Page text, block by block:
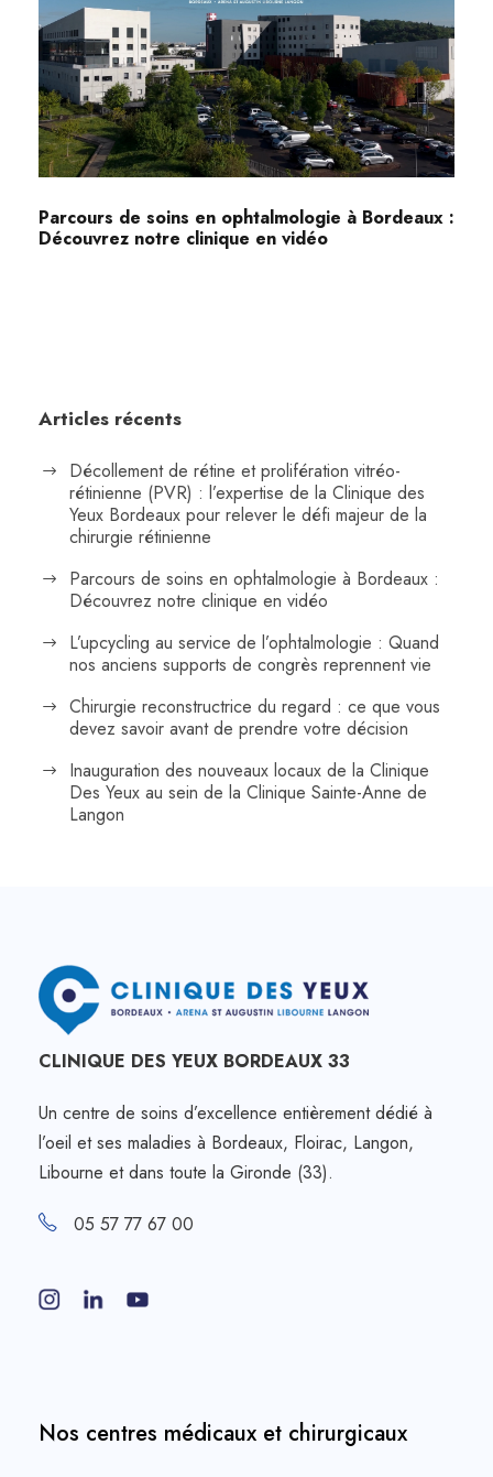
Parcours de soins en ophtalmologie à Bordeaux :
Découvrez notre clinique en vidéo
Articles récents
Décollement de rétine et prolifération vitréo-
rétinienne (PVR) : l’expertise de la Clinique des
Yeux Bordeaux pour relever le défi majeur de la
chirurgie rétinienne
Parcours de soins en ophtalmologie à Bordeaux :
Découvrez notre clinique en vidéo
L’upcycling au service de l’ophtalmologie : Quand
nos anciens supports de congrès reprennent vie
Chirurgie reconstructrice du regard : ce que vous
devez savoir avant de prendre votre décision
Inauguration des nouveaux locaux de la Clinique
Des Yeux au sein de la Clinique Sainte-Anne de
Langon
CLINIQUE DES YEUX BORDEAUX 33
Un centre de soins d’excellence entièrement dédié à
l’oeil et ses maladies à Bordeaux, Floirac, Langon,
Libourne et dans toute la Gironde (33).
05 57 77 67 00
Nos centres médicaux et chirurgicaux